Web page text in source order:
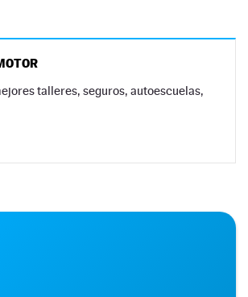
talleres, seguros, autoescuelas,